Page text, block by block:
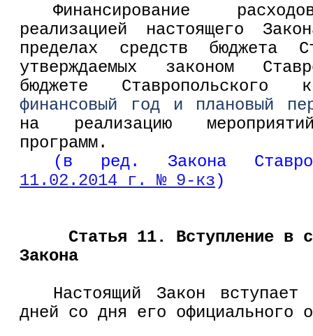
Финансирование
реализацией настоящего
пределах средств бюджета
утверждаемых законом
бюджете
финансовый год и плановый
на реализацию
программ.
(в ред. Закона
11.02.2014 г. № 9-кз)
Статья 11. Вступление в
Закона
Настоящий Закон
дней со дня его официального